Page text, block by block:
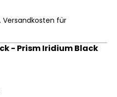
Versandkosten für
- Prism Iridium Black